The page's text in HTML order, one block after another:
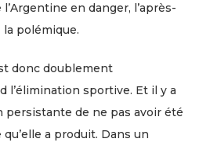
en danger, l’après-
la polémique.
donc doublement
l’élimination sportive. Et il y a
de ne pas avoir été
a produit. Dans un